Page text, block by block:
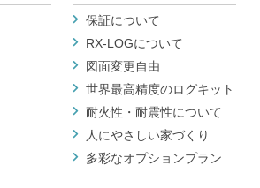
保証について
RX-LOGについて
図面変更自由
世界最高精度のログキット
耐火性・耐震性について
人にやさしい家づくり
多彩なオプションプラン